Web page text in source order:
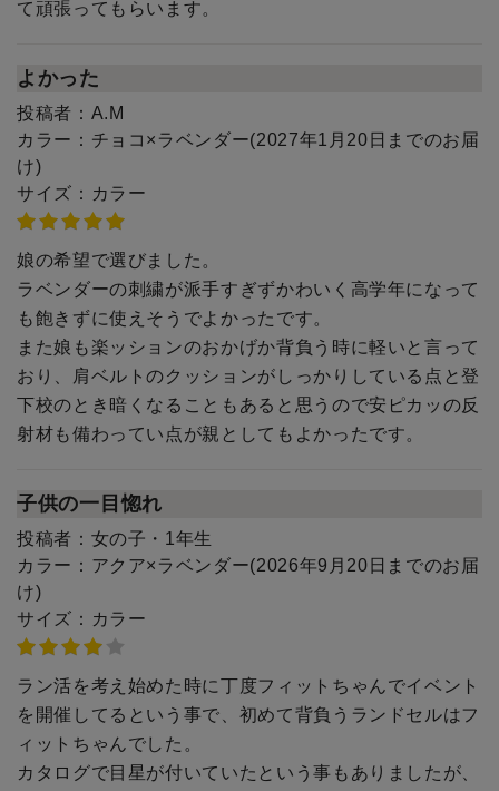
て頑張ってもらいます。
よかった
投稿者： A.M
カラー： チョコ×ラベンダー(2027年1月20日までのお届
け)
サイズ： カラー
娘の希望で選びました。
ラベンダーの刺繍が派手すぎずかわいく高学年になって
も飽きずに使えそうでよかったです。
また娘も楽ッションのおかげか背負う時に軽いと言って
おり、肩ベルトのクッションがしっかりしている点と登
下校のとき暗くなることもあると思うので安ピカッの反
射材も備わってい点が親としてもよかったです。
子供の一目惚れ
投稿者： 女の子・1年生
カラー： アクア×ラベンダー(2026年9月20日までのお届
け)
サイズ： カラー
ラン活を考え始めた時に丁度フィットちゃんでイベント
を開催してるという事で、初めて背負うランドセルはフ
ィットちゃんでした。
カタログで目星が付いていたという事もありましたが、